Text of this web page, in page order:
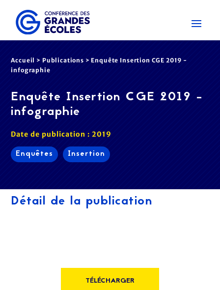
Accueil > Publications > Enquête Insertion CGE 2019 -
infographie
Enquête Insertion CGE 2019 -
infographie
Date de publication : 2019
Enquêtes Insertion
Détail de la publication
TÉLÉCHARGER